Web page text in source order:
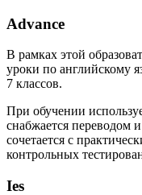
Advance
В рамках этой
уроки по английскому
7 классов.
При обучении
снабжается переводом
сочетается с
контрольных
Ies